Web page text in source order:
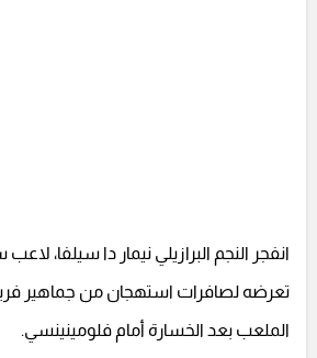
انفجر النجم البرازيلي نيمار دا سيلفا،
تعرضه لصافرات استهجان من جماهير
الملعب بعد الخسارة أمام فلومينينسي.